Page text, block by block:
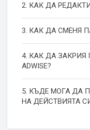
2. КАК ДА
3. КАК ДА СМЕНЯ
4. КАК ДА
ADWISE?
5. КЪДЕ МОГА ДА
НА ДЕЙСТВИЯТА СИ